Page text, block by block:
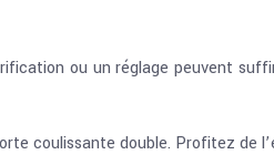
ou un réglage peuvent
coulissante double. Profitez de